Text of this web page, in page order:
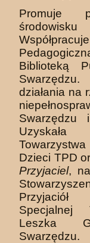
Promuje
Biblioteką
działania na
Swarzędzu
Dzieci TPD
Przyjaciel,
Specjalnej
Leszka
Swarzędzu.